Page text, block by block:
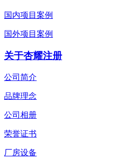
国内项目案例
国外项目案例
关于杏耀注册
公司简介
品牌理念
公司相册
荣誉证书
厂房设备